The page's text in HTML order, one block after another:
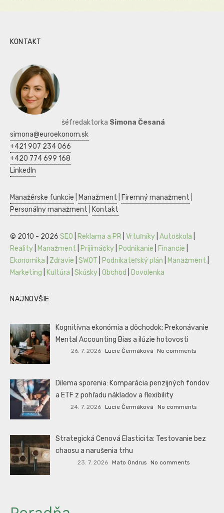
KONTAKT
šéfredaktorka Simona Česaná
simona@euroekonom.sk
+421 907 234 066
+420 774 699 168
LinkedIn
Manažérske funkcie Manažment Firemný manažment
Personálny manažment
Kontakt
© 2010 - 2026 SEO Reklama a PR Vrtuľníky Autoškola
Reality
Manažment Prijímáčky Podnikanie Financie
Ekonomika
Zdravie SWOT Podnikateľský plán Manažment
Marketing
Kultúra Skúšky Obchod Dovolenka
NAJNOVŠIE
Kognitívna ekonómia a dôchodok: Prekonávanie
Mental Accounting Bias a ilúzie hotovosti
26. 7. 2026 Lucie Čermáková No comments
Dilema sporenia: Komparácia penzijných fondov
a ETF z pohľadu nákladov a flexibility
24. 7. 2026 Lucie Čermáková No comments
Strategická Cenová Elasticita: Testovanie bez
chaosu a narušenia trhu
23. 7. 2026 Mato Ondrus No comments